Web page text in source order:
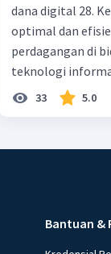
dana digital 28.
optimal dan
perdagangan di
teknologi
menggunakan
pembayaran
lembaga OJK 34.
38. Cara
33 5.0
Bantuan &